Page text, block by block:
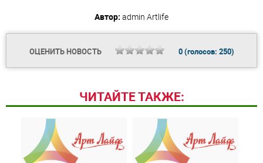
Автор: admin Artlife
ОЦЕНИТЬ НОВОСТЬ 0(голосов: 250)
ЧИТАЙТЕ ТАКЖЕ: